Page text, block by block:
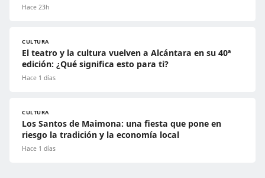
Hace 23h
CULTURA
El teatro y la cultura vuelven a Alcántara en su 40ª
edición: ¿Qué significa esto para ti?
Hace 1 días
CULTURA
Los Santos de Maimona: una fiesta que pone en
riesgo la tradición y la economía local
Hace 1 días